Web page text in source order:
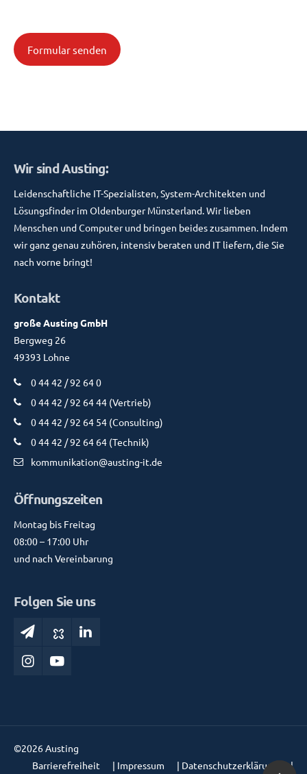
Formular senden
Wir sind Austing:
Leidenschaftliche IT-Spezialisten, System-Architekten und
Lösungsfinder im Oldenburger Münsterland. Wir lieben
Menschen und Computer und bringen beides zusammen. Indem
wir ganz genau zuhören, intensiv beraten und IT liefern, die Sie
nach vorne bringt!
Kontakt
große Austing GmbH
Bergweg 26
49393 Lohne
0 44 42 / 92 64 0
0 44 42 / 92 64 44 (Vertrieb)
0 44 42 / 92 64 54 (Consulting)
0 44 42 / 92 64 64 (Technik)
kommunikation@austing-it.de
Öffnungszeiten
Montag bis Freitag
08:00 – 17:00 Uhr
und nach Vereinbarung
Folgen Sie uns
©2026 Austing
Barrierefreiheit
| Impressum | Datenschutzerklärung |